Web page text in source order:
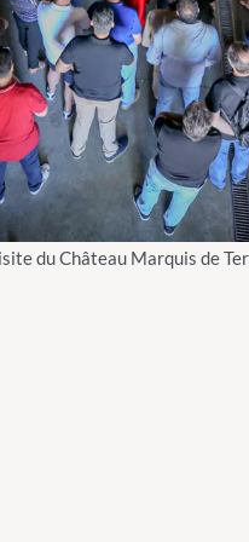
du Château Marquis de